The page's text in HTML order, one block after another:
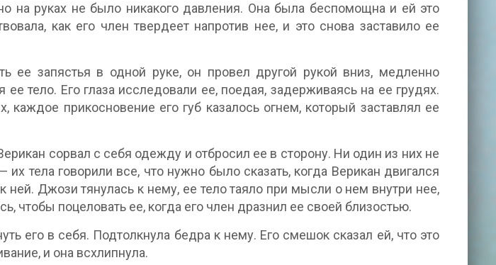
на руках не было никакого давления. Она была беспомощна и ей это
как его член твердеет напротив нее, и это снова заставило ее
ее запястья в одной руке, он провел другой рукой вниз, медленно
тело. Его глаза исследовали ее, поедая, задерживаясь на ее грудях.
каждое прикосновение его губ казалось огнем, который заставлял ее
сорвал с себя одежду и отбросил ее в сторону. Ни один из них не
тела говорили все, что нужно было сказать, когда Верикан двигался
Джози тянулась к нему, ее тело таяло при мысли о нем внутри нее,
чтобы поцеловать ее, когда его член дразнил ее своей близостью.
его в себя. Подтолкнула бедра к нему. Его смешок сказал ей, что это
и она всхлипнула.